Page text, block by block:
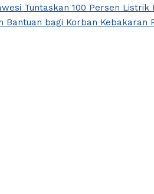
Tuntaskan 100 Persen Listrik
Bantuan bagi Korban Kebakaran